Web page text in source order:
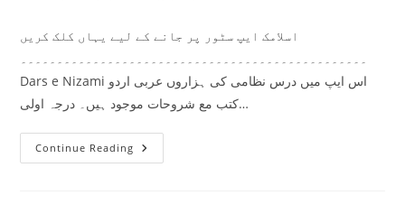
اسلامک ایپ سٹور پر جانے کے لیے یہاں کلک کریں
۔۔۔۔۔۔۔۔۔۔۔۔۔۔۔۔۔۔۔۔۔۔۔۔۔۔۔۔۔۔۔۔۔۔۔۔۔۔۔۔۔۔۔۔۔۔۔۔
Dars e Nizami اس ایپ میں درس نظامی کی ہزاروں عربی اردو
کتب مع شروحات موجود ہیں۔ درجہ اولی…
Continue Reading اسلامک
ایپ